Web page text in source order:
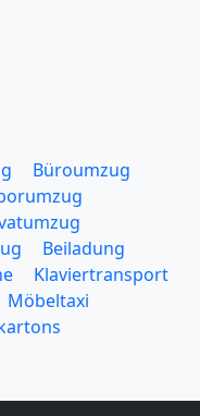
Büroumzug
Beiladung
Klaviertransport
Möbeltaxi